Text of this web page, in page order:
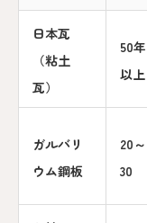
日本瓦
（粘土
瓦）
50年
以上
ガルバリ
ウム鋼板
20～
30